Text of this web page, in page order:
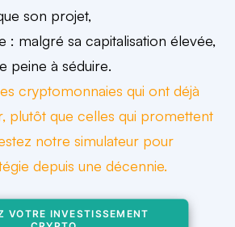
son projet,
: malgré sa capitalisation élevée,
peine à séduire.
cryptomonnaies qui ont déjà
plutôt que celles qui promettent
notre simulateur pour
depuis une décennie.
VOTRE INVESTISSEMENT